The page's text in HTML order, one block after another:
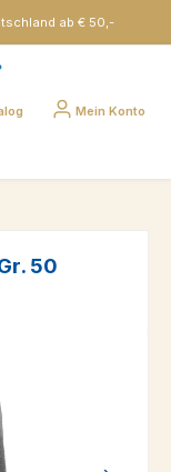
ab € 50,-
Mein Konto
50